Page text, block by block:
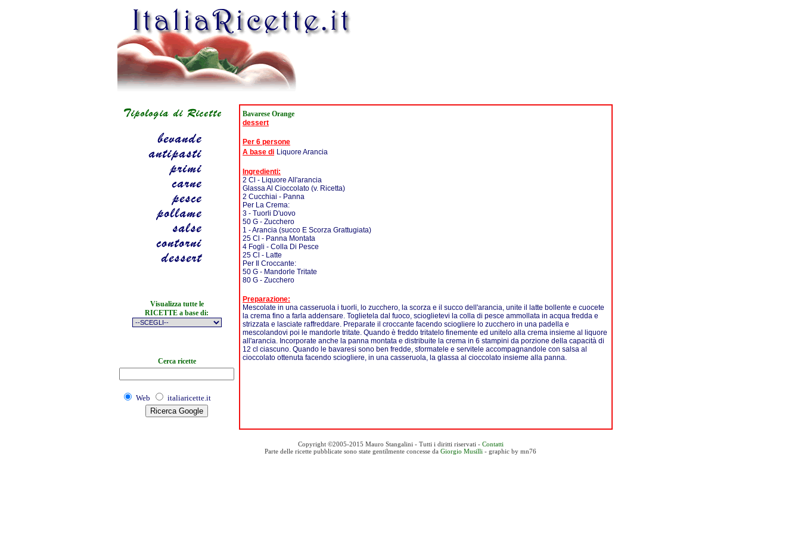
Visualizza tutte le
RICETTE a base di:
Cerca ricette
Web italiaricette.it
Bavarese Orange
dessert
Per 6 persone
A base di Liquore Arancia
Ingredienti:
2 Cl - Liquore All'arancia
Glassa Al Cioccolato (v. Ricetta)
2 Cucchiai - Panna
Per La Crema:
3 - Tuorli D'uovo
50 G - Zucchero
1 - Arancia (succo E Scorza Grattugiata)
25 Cl - Panna Montata
4 Fogli - Colla Di Pesce
25 Cl - Latte
Per Il Croccante:
50 G - Mandorle Tritate
80 G - Zucchero
Preparazione:
Mescolate in una casseruola i tuorli, lo zucchero, la scorza e il succo dell'arancia, unite il latte bollente e cuocete
la crema fino a farla addensare. Toglietela dal fuoco, scioglietevi la colla di pesce ammollata in acqua fredda e
strizzata e lasciate raffreddare. Preparate il croccante facendo sciogliere lo zucchero in una padella e
mescolandovi poi le mandorle tritate. Quando è freddo tritatelo finemente ed unitelo alla crema insieme al liquore
all'arancia. Incorporate anche la panna montata e distribuite la crema in 6 stampini da porzione della capacità di
12 cl ciascuno. Quando le bavaresi sono ben fredde, sformatele e servitele accompagnandole con salsa al
cioccolato ottenuta facendo sciogliere, in una casseruola, la glassa al cioccolato insieme alla panna.
Copyright ©2005-2015 Mauro Stangalini - Tutti i diritti riservati - Contatti
Parte delle ricette pubblicate sono state gentilmente concesse da Giorgio Musilli - graphic by mn76